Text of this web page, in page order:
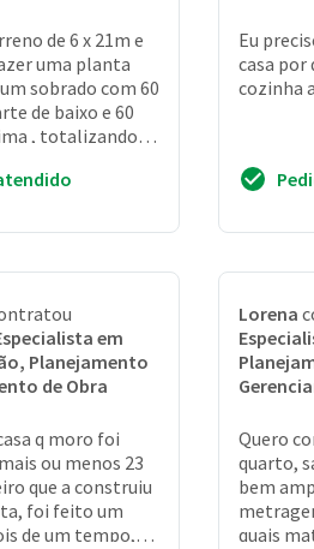
de 6 x 21m e
uma planta
sobrado com 60
de baixo e 60
, totalizando
Eu
casa
cozinha
em
Planejamento
de Obra
q moro foi
ou menos 23
que a construiu
foi feito um
de um tempo,
Lorena
Quero
quarto,
bem
quais